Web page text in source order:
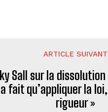
ARTICLE SUIVANT